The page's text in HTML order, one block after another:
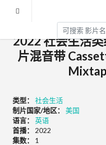
2022 社会生活
片混音带
类型：
社会生活
制片国家/地区：
美国
语言：
英语
首播：
2022
集数：
1